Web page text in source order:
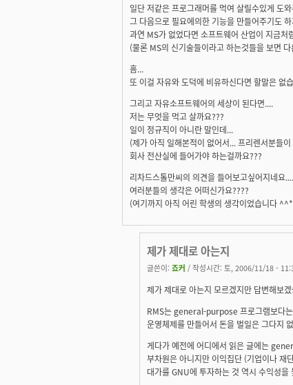
일단 저같은 프로그래머를 먹여 살릴수있게 도
그 다음으로 필요에의한 기능을 만들어주기도
과연 MS가 없었다면 소프트웨어 산업이 지금처
(물론 MS의 신기술들이라고 하는것들을 보면
흠...
또 이걸 자유와 도덕에 비유하신다면 할말은 없
그리고 자유소프트웨어의 세상이 된다면....
저는 무엇을 먹고 살까요???
일이 정규직이 아니란 말인데...
(제가 아직 일해본적이 없어서... 프리렌서분들
회사 전산실에 들어가야 하는걸까요???
리차드스톨만씨의 의견을 들어보고싶어지네요....
여러분들의 생각은 어떠신가요????
(여기까지 아직 어린 학생의 생각이었습니다
제가 제대로 아는지
글쓴이: 죠커 / 작성시간: 토, 2006/11/18 -
제가 제대로 아는지 모르겠지만 답변해보
RMS는 general-purpose 프로그램보다
운영체제를 만들어서 돈을 벌일은 그다지
게다가 예전에 어디에서 읽은 글에는
부차원은 아니지만 이익집단 (기업이나 재
대가를 GNU에 투자하는 것 역시 수익성